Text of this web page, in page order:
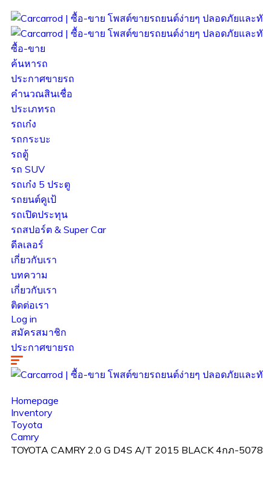
ซื้อ-ขาย
ค้นหารถ
ประกาศขายรถ
คำนวณสินเชื่อ
ประเภทรถ
รถเก๋ง
รถกระบะ
รถตู้
รถ SUV
รถเก๋ง 5 ประตู
รถยนต์คูเป้
รถเปิดประทุน
รถสปอร์ต & Super Car
ดีลเลอร์
เกี่ยวกับเรา
บทความ
เกี่ยวกับเรา
ติดต่อเรา
Log in
สมัครสมาชิก
ประกาศขายรถ
Homepage
Inventory
Toyota
Camry
TOYOTA CAMRY 2.0 G D4S A/T 2015 BLACK 4กภ-5078